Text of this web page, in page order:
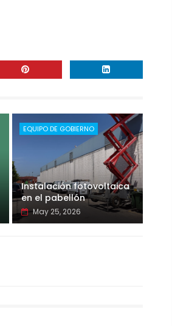
EQUIPO DE GOBIERNO
Instalación fotovoltaica
en el pabellón
May 25, 2026